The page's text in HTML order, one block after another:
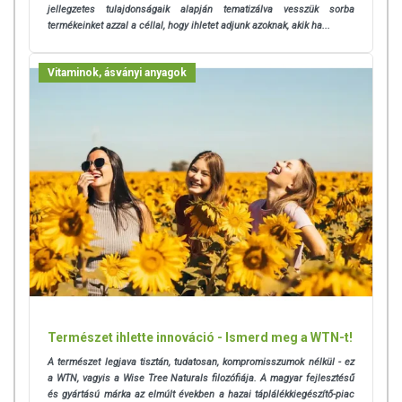
hangulatingadozásokra.
édesítőszerek nélkül is fogyasztható hosszútávon. A keverék
Összetevők:citromfű, cickafark, körömvirág, orvosi hársfavirágzat,
rózsaszirom, hibiszkusz
A Női Teakeverék 100% natúr termék, nem tartalmaz allergén
jellegzetes tulajdonságaik alapján tematizálva vesszük sorba
termékeinket azzal a céllal, hogy ihletet adjunk azoknak, akik ha...
Vitaminok, ásványi anyagok
Természet ihlette innováció - Ismerd meg a WTN-t!
A természet legjava tisztán, tudatosan, kompromisszumok nélkül - ez
a WTN, vagyis a Wise Tree Naturals filozófiája. A magyar fejlesztésű
és gyártású márka az elmúlt években a hazai táplálékkiegészítő-piac